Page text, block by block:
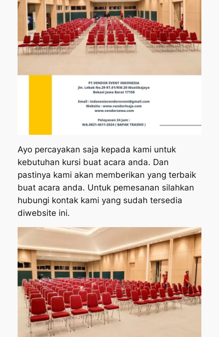
Ayo percayakan saja kepada kami untuk
kebutuhan kursi buat acara anda. Dan
pastinya kami akan memberikan yang terbaik
buat acara anda. Untuk pemesanan silahkan
hubungi kontak kami yang sudah tersedia
diwebsite ini.